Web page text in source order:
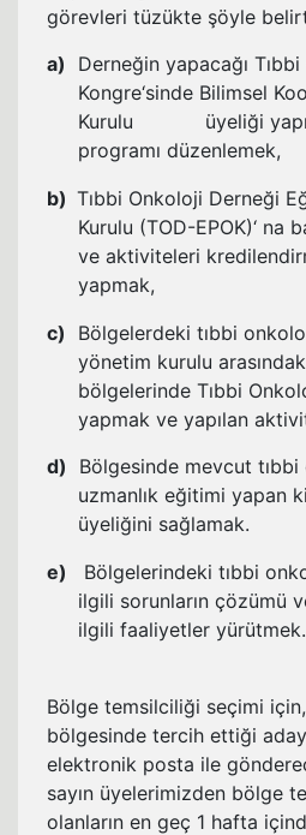
görevleri tüzükte şöyle
a)
Derneğin yapacağı
Kongre‘sinde Bilimsel
Kurulu üyeliği
programı düzenlemek,
b) Tıbbi Onkoloji Derneği
Kurulu (TOD-EPOK)‘ na
ve aktiviteleri
yapmak,
c)
Bölgelerdeki tıbbi
yönetim kurulu
bölgelerinde Tıbbi
yapmak ve yapılan
d)
Bölgesinde mevcut
uzmanlık eğitimi yapan
üyeliğini sağlamak.
e)
Bölgelerindeki tıbbi
ilgili sorunların çözümü
ilgili faaliyetler yürütmek.
Bölge temsilciliği seçimi
bölgesinde tercih ettiği
elektronik posta ile
sayın üyelerimizden bölge
olanların en geç 1 hafta